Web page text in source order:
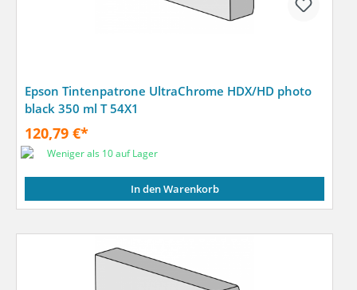
Epson Tintenpatrone UltraChrome HDX/HD photo
black 350 ml T 54X1
120,79 €*
Weniger als 10 auf Lager
In den Warenkorb